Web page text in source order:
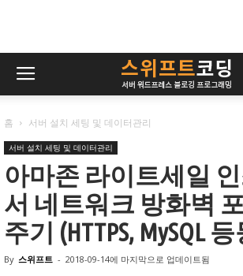
홈 서버 설치 세팅 및 데이터관리
서버 설치 세팅 및 데이터관리
아마존 라이트세일
서 네트워크 방화벽
주기 (HTTPS, MySQL
By 스위프트 - 2018-09-14에 마지막으로 업데이트됨